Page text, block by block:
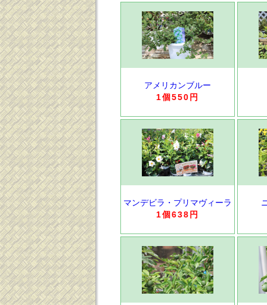
アメリカンブルー
1個550円
マンデビラ・プリマヴィーラ
1個638円